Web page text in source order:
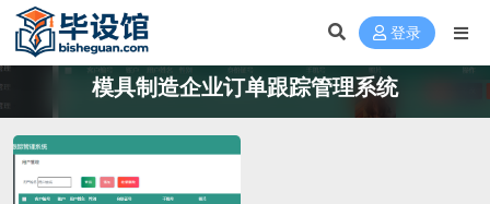
登录
模具制造企业订单跟踪管理系统